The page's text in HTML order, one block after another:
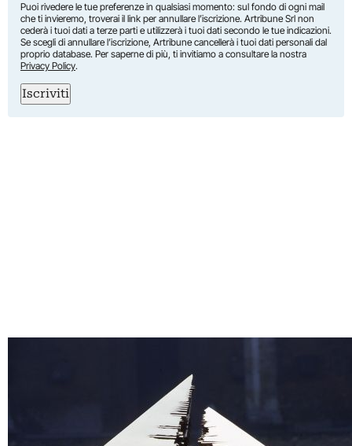
Puoi rivedere le tue preferenze in qualsiasi momento: sul fondo di ogni mail
che ti invieremo, troverai il link per annullare l’iscrizione. Artribune Srl non
cederà i tuoi dati a terze parti e utilizzerà i tuoi dati secondo le tue indicazioni.
Se scegli di annullare l’iscrizione, Artribune cancellerà i tuoi dati personali dal
proprio database. Per saperne di più, ti invitiamo a consultare la nostra
Privacy Policy.
Iscriviti